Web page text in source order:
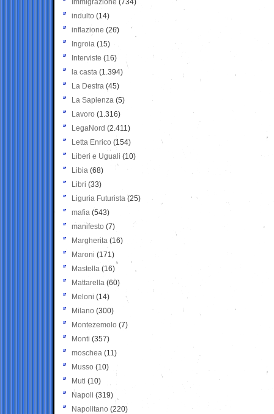
Immigrazione (734)
indulto (14)
inflazione (26)
Ingroia (15)
Interviste (16)
la casta (1.394)
La Destra (45)
La Sapienza (5)
Lavoro (1.316)
LegaNord (2.411)
Letta Enrico (154)
Liberi e Uguali (10)
Libia (68)
Libri (33)
Liguria Futurista (25)
mafia (543)
manifesto (7)
Margherita (16)
Maroni (171)
Mastella (16)
Mattarella (60)
Meloni (14)
Milano (300)
Montezemolo (7)
Monti (357)
moschea (11)
Musso (10)
Muti (10)
Napoli (319)
Napolitano (220)